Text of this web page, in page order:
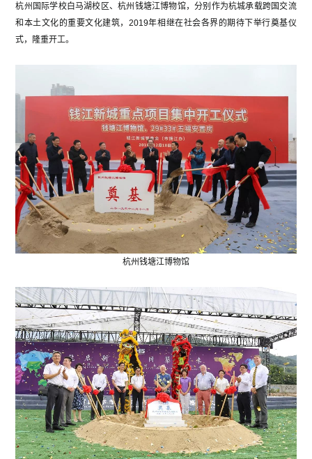
杭州国际学校白马湖校区、杭州钱塘江博物馆，分别作为杭城承载跨国交流
和本土文化的重要文化建筑，2019年相继在社会各界的期待下举行奠基仪
式，隆重开工。
杭州钱塘江博物馆